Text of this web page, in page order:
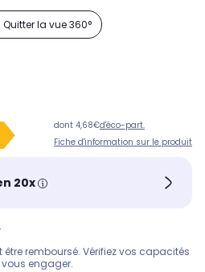
Quitter la vue 360°
dont 4,68€d'éco-part.
Fiche d'information sur le produit
20x
remboursé. Vérifiez vos capacités
engager.